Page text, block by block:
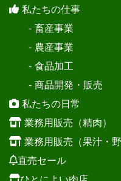
私たちの仕事
- 畜産事業
- 農産事業
- 食品加工
- 商品開発・販売
私たちの日常
業務用販売（精肉）
業務用販売（果汁・野
直売セール